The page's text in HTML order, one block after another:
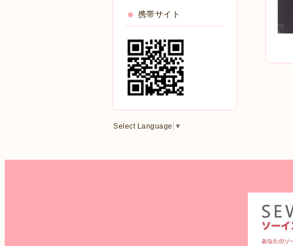
携帯サイト
Select Language ▼